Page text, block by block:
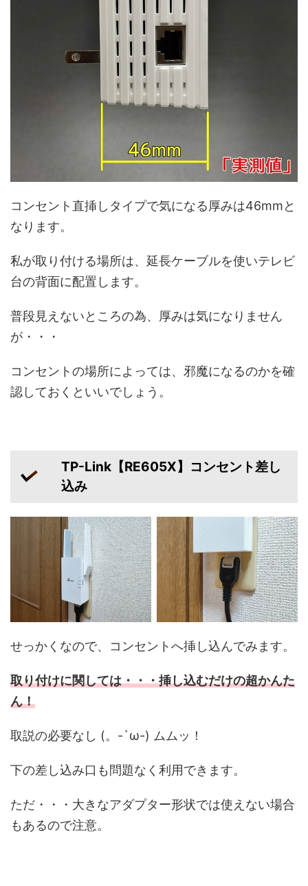
コンセント直挿しタイプで気になる厚みは46mmと
なります。
私が取り付ける場所は、延長ケーブルを使いテレビ
台の背面に配置します。
普段見えないところの為、厚みは気になりません
が・・・
コンセントの場所によっては、邪魔になるのかを確
認しておくといいでしょう。
TP-Link【RE605X】コンセント差し
込み
せっかくなので、コンセントへ挿し込んでみます。
取り付けに関しては・・・挿し込むだけの超かんた
ん！
取説の必要なし (。-`ω-) ムムッ！
下の差し込み口も問題なく利用できます。
ただ・・・大きなアダプター形状では使えない場合
もあるので注意。